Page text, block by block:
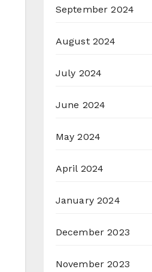
September 2024
August 2024
July 2024
June 2024
May 2024
April 2024
January 2024
December 2023
November 2023